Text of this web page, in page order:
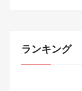
ランキング